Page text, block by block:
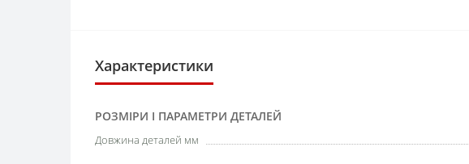
Характеристики
РОЗМІРИ І ПАРАМЕТРИ ДЕТАЛЕЙ
Довжина деталей мм